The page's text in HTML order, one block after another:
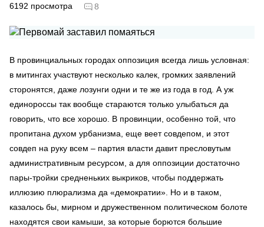
6192 просмотра 8
В провинциальных городах оппозиция всегда лишь условная:
в митингах участвуют несколько калек, громких заявлений
сторонятся, даже лозунги одни и те же из года в год. А уж
единороссы так вообще стараются только улыбаться да
говорить, что все хорошо. В провинции, особенно той, что
пропитана духом урбанизма, еще веет совдепом, и этот
совдеп на руку всем – партия власти давит пресловутым
административным ресурсом, а для оппозиции достаточно
пары-тройки средненьких выкриков, чтобы поддержать
иллюзию плюрализма да «демократии». Но и в таком,
казалось бы, мирном и дружественном политическом болоте
находятся свои камыши, за которые борются большие